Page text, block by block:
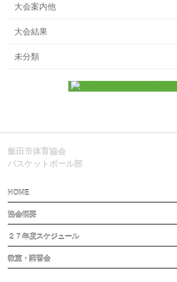
大会案内他
大会結果
未分類
飯田市体育協会
バスケットボール部
HOME
協会概要
２７年度スケジュール
教室・講習会